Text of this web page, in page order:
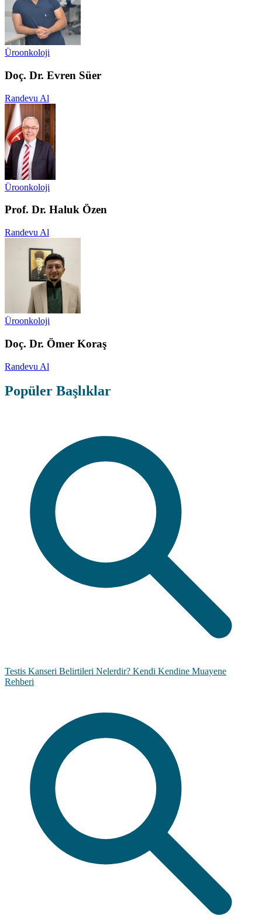
Üroonkoloji
Doç. Dr. Evren Süer
Randevu Al
Üroonkoloji
Prof. Dr. Haluk Özen
Randevu Al
Üroonkoloji
Doç. Dr. Ömer Koraş
Randevu Al
Popüler Başlıklar
Testis Kanseri Belirtileri Nelerdir? Kendi Kendine Muayene
Rehberi